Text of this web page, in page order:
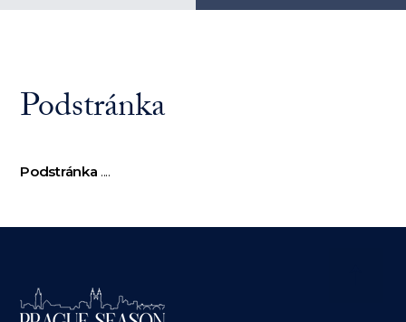
Podstránka
Podstránka ....